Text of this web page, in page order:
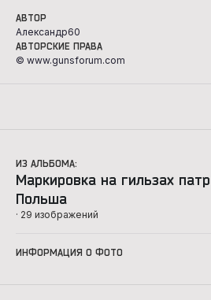
АВТОР
Александр60
АВТОРСКИЕ ПРАВА
© www.gunsforum.com
ИЗ АЛЬБОМА:
Маркировка на гильзах
Польша
· 29 изображений
ИНФОРМАЦИЯ О ФОТО